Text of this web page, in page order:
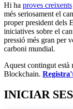
Hi ha proves creixents
més seriosament el
proper president dels
iniciatives sobre el
pressió més gran per
carboni mundial.
Aquest contingut està
Blockchain.
INICIAR